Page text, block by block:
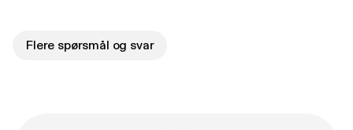
Flere spørsmål og svar